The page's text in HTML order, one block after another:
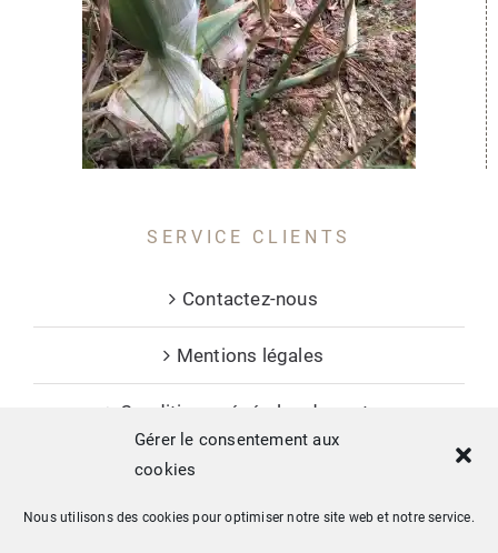
Gérer le consentement aux
cookies
Nous utilisons des cookies pour optimiser notre site web et notre service.
SERVICE CLIENTS
Contactez-nous
Mentions légales
Conditions générales de vente